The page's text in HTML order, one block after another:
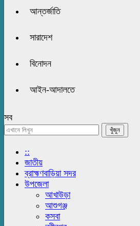
আন্তর্জাতি
সারাদেশ
বিনোদন
আইন-আদালতে
সব
::
জাতীয়
ব্রাহ্মণবাড়িয়া সদর
উপজেলা
আখাউড়া
আশুগঞ্জ
কসবা